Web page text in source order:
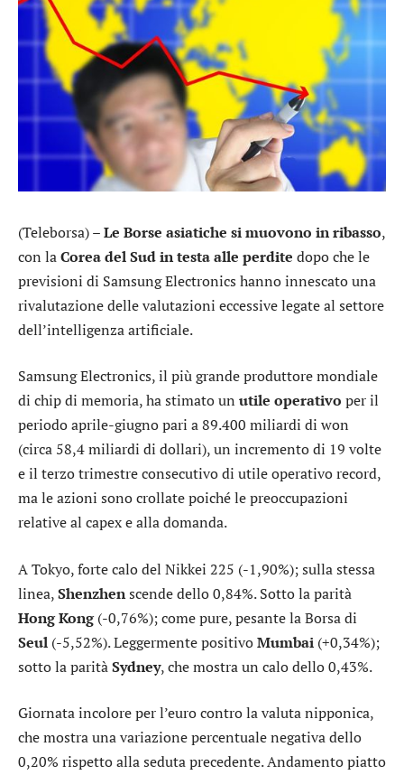
(Teleborsa) –Le Borse asiatiche si muovono in ribasso,
con laCorea del Sud in testa alle perdite dopo che le
previsioni di Samsung Electronics hanno innescato una
rivalutazione delle valutazioni eccessive legate al settore
dell’intelligenza artificiale.
Samsung Electronics, il più grande produttore mondiale
di chip di memoria, ha stimato un utile operativo per il
periodo aprile-giugno pari a 89.400 miliardi di won
(circa 58,4 miliardi di dollari), un incremento di 19 volte
e il terzo trimestre consecutivo di utile operativo record,
ma le azioni sono crollate poiché le preoccupazioni
relative al capex e alla domanda.
ATokyo, forte calo del Nikkei 225 (-1,90%); sulla stessa
linea,Shenzhenscende dello 0,84%. Sotto la parità
Hong Kong(-0,76%); come pure, pesante la Borsa di
Seul (-5,52%). Leggermente positivoMumbai (+0,34%);
sotto la paritàSydney, che mostra un calo dello 0,43%.
Giornata incolore per l’euro contro la valuta nipponica,
che mostra una variazione percentuale negativa dello
0,20% rispetto alla seduta precedente. Andamento piatto